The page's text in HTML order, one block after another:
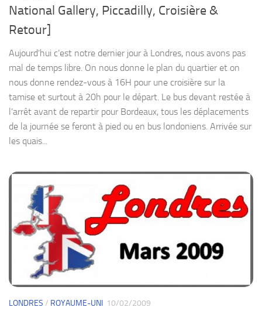
National Gallery, Piccadilly, Croisière &
Retour]
Aujourd’hui c’est notre dernier jour à Londres, nous avons pas
mal de temps libre. On nous donne le plan du quartier et on
nous donne rendez-vous à 16H pour une croisière sur la
tamise et surtout à 20h pour le départ. Le bus devant restée à
l’arrêt avant de repartir pour Bordeaux, tous les déplacements
de la journée se feront à pied ou en bus londoniens. Arrivée sur
les quais...
LONDRES / ROYAUME-UNI 10/02/2009